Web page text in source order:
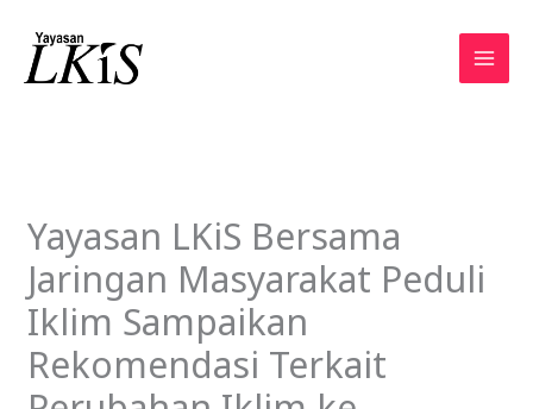
konten
Yayasan LKiS Bersama
Jaringan Masyarakat Peduli
Iklim Sampaikan
Rekomendasi Terkait